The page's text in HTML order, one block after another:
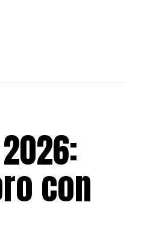
con